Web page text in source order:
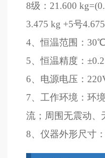
8级：21.600
3.475 kg +5号
4、恒温范围：
5、恒温精度：
6、电源电压：
7、工作环境：环
流；周围无震动、
8、仪器外形尺寸